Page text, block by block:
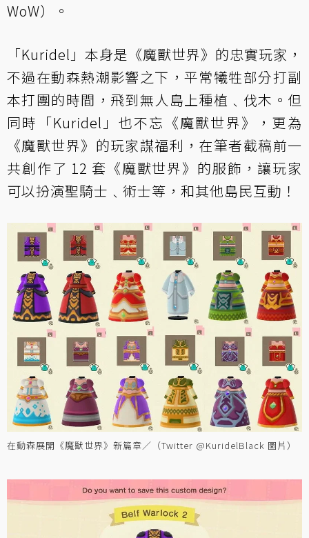
WoW）。
「Kuridel」本身是《魔獸世界》的忠實玩家，
不過在動森熱潮影響之下，平常犧牲部分打副
本打團的時間，飛到無人島上種植﹑伐木。但
同時「Kuridel」也不忘《魔獸世界》，更為
《魔獸世界》的玩家謀福利，在筆者截稿前一
共創作了 12 套《魔獸世界》的服飾，讓玩家
可以扮演聖騎士﹑術士等，和其他島民互動！
在動森展開《魔獸世界》新篇章／（Twitter @KuridelBlack 圖片）